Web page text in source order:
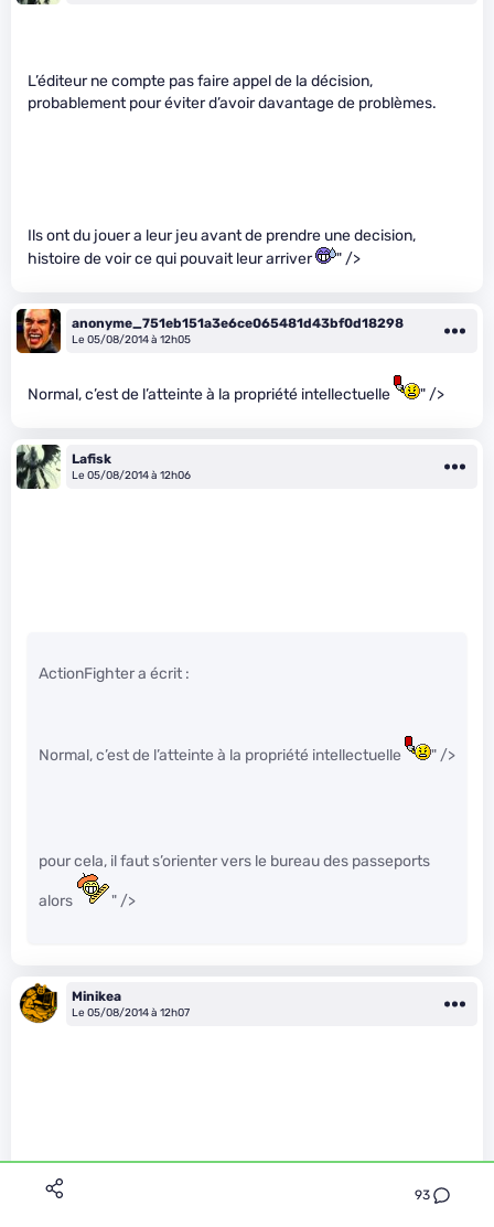
93
L’éditeur ne compte pas faire appel de la décision,
probablement pour éviter d’avoir davantage de problèmes.
Ils ont du jouer a leur jeu avant de prendre une decision,
histoire de voir ce qui pouvait leur arriver
" />
anonyme_751eb151a3e6ce065481d43bf0d18298
Le 05/08/2014 à 12h05
Normal, c’est de l’atteinte à la propriété intellectuelle " />
Lafisk
Le 05/08/2014 à 12h06
ActionFighter a écrit :
Normal, c’est de l’atteinte à la propriété intellectuelle " />
pour cela, il faut s’orienter vers le bureau des passeports
alors " />
Minikea
Le 05/08/2014 à 12h07